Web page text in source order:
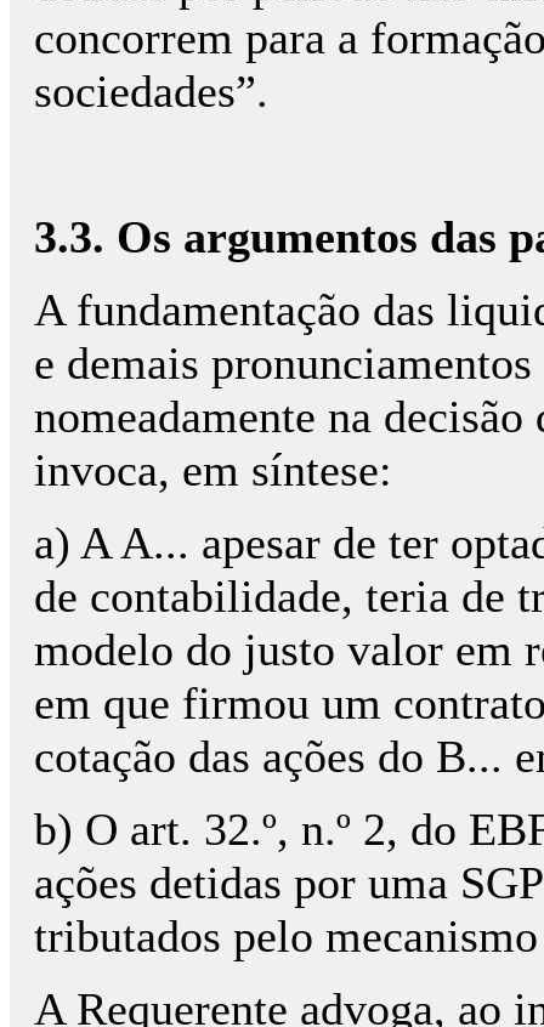
concorrem para a
sociedades”.
3.3. Os argumentos das
A fundamentação das
e demais
nomeadamente na
invoca, em síntese:
a) A A... apesar de ter
de contabilidade, teria de
modelo do justo valor em
em que firmou um
cotação das ações do B...
b) O art. 32.º, n.º 2, do
ações detidas por uma
tributados pelo
A Requerente advoga, ao